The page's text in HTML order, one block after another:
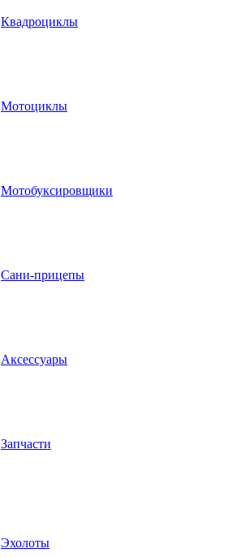
Квадроциклы
Мотоциклы
Мотобуксировщики
Сани-прицепы
Аксессуары
Запчасти
Эхолоты